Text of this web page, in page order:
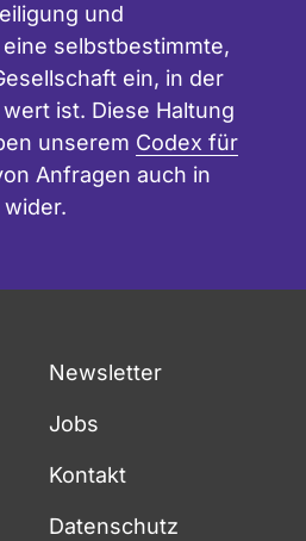
und
selbstbestimmte,
ein, in der
ist. Diese Haltung
unserem Codex für
Anfragen auch in
wider.
Newsletter
Jobs
Kontakt
Datenschutz